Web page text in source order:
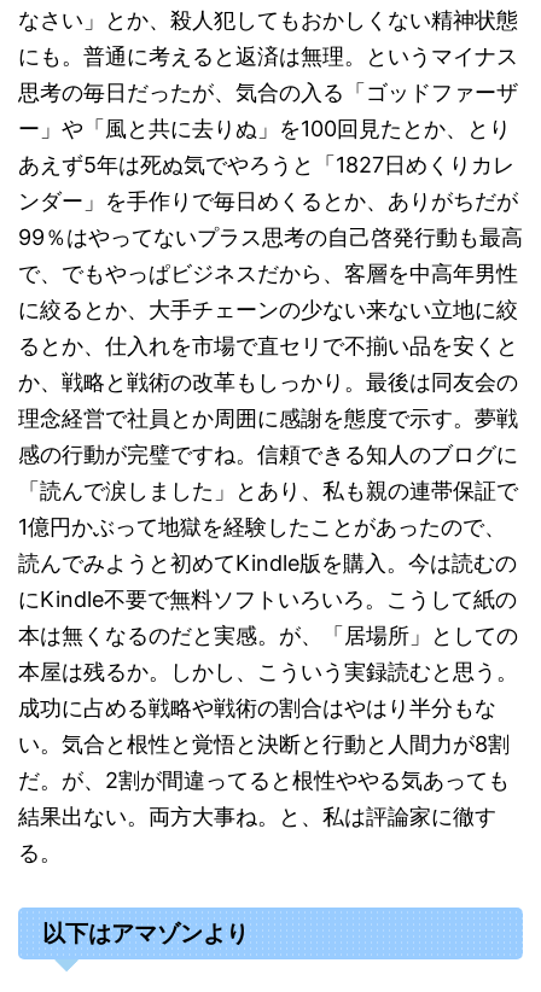
なさい」とか、殺人犯してもおかしくない精神状態
にも。普通に考えると返済は無理。というマイナス
思考の毎日だったが、気合の入る「ゴッドファーザ
ー」や「風と共に去りぬ」を100回見たとか、とり
あえず5年は死ぬ気でやろうと「1827日めくりカレ
ンダー」を手作りで毎日めくるとか、ありがちだが
99％はやってないプラス思考の自己啓発行動も最高
で、でもやっぱビジネスだから、客層を中高年男性
に絞るとか、大手チェーンの少ない来ない立地に絞
るとか、仕入れを市場で直セリで不揃い品を安くと
か、戦略と戦術の改革もしっかり。最後は同友会の
理念経営で社員とか周囲に感謝を態度で示す。夢戦
感の行動が完璧ですね。信頼できる知人のブログに
「読んで涙しました」とあり、私も親の連帯保証で
1億円かぶって地獄を経験したことがあったので、
読んでみようと初めてKindle版を購入。今は読むの
にKindle不要で無料ソフトいろいろ。こうして紙の
本は無くなるのだと実感。が、「居場所」としての
本屋は残るか。しかし、こういう実録読むと思う。
成功に占める戦略や戦術の割合はやはり半分もな
い。気合と根性と覚悟と決断と行動と人間力が8割
だ。が、2割が間違ってると根性ややる気あっても
結果出ない。両方大事ね。と、私は評論家に徹す
る。
以下はアマゾンより